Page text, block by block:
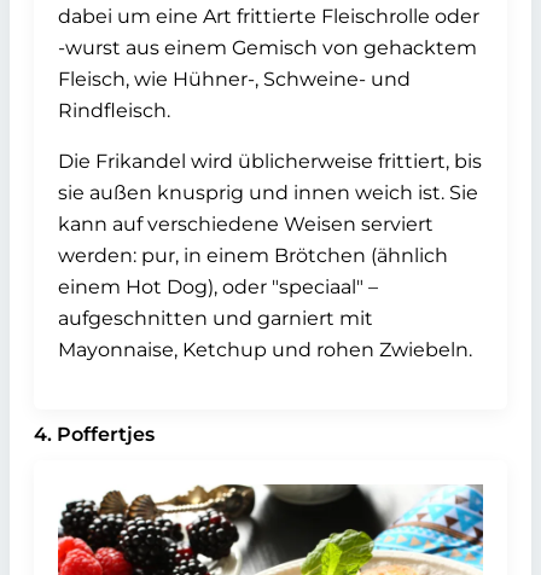
dabei um eine Art frittierte Fleischrolle oder
-wurst aus einem Gemisch von gehacktem
Fleisch, wie Hühner-, Schweine- und
Rindfleisch.
Die Frikandel wird üblicherweise frittiert, bis
sie außen knusprig und innen weich ist. Sie
kann auf verschiedene Weisen serviert
werden: pur, in einem Brötchen (ähnlich
einem Hot Dog), oder "speciaal" –
aufgeschnitten und garniert mit
Mayonnaise, Ketchup und rohen Zwiebeln.
4. Poffertjes